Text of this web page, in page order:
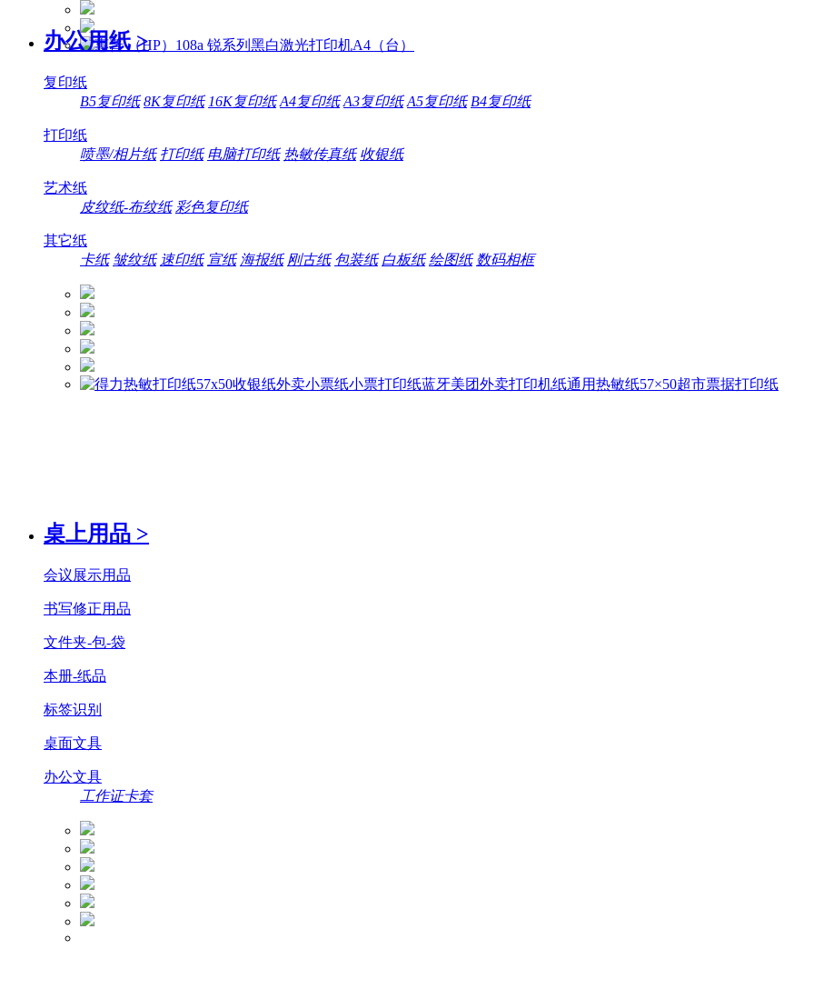
办公用纸 >
复印纸
B5复印纸 8K复印纸 16K复印纸 A4复印纸 A3复印纸 A5复印纸 B4复印纸
打印纸
喷墨/相片纸 打印纸 电脑打印纸 热敏传真纸 收银纸
艺术纸
皮纹纸-布纹纸 彩色复印纸
其它纸
卡纸 皱纹纸 速印纸 宣纸 海报纸 刚古纸 包装纸 白板纸 绘图纸 数码相框
桌上用品 >
会议展示用品
书写修正用品
文件夹-包-袋
本册-纸品
标签识别
桌面文具
办公文具
工作证卡套